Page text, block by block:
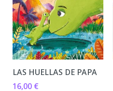
LAS HUELLAS DE PAPA
16,00 €